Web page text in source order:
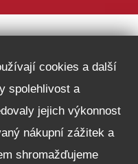
řád
cookies a další
spolehlivost a
jejich výkonnost
nákupní zážitek a
shromažďujeme